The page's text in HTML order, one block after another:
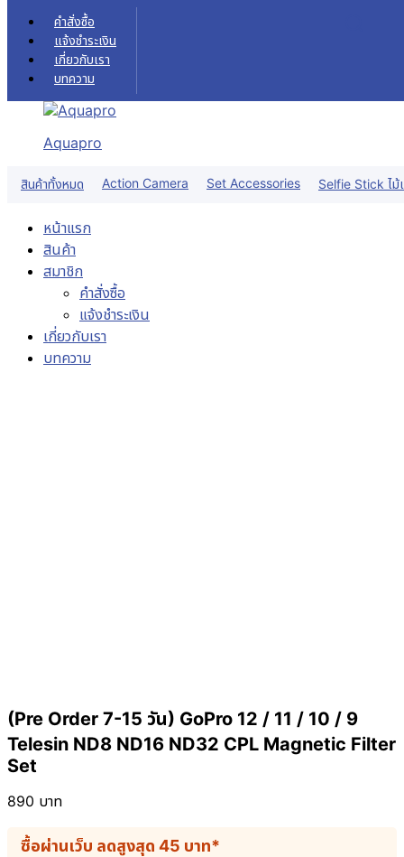
Skip to content
คำสั่งซื้อ
แจ้งชำระเงิน
เกี่ยวกับเรา
บทความ
Aquapro
สินค้าทั้งหมด Action Camera Set Accessories Selfie Stick ไม้
หน้าแรก
สินค้า
สมาชิก
คำสั่งซื้อ
แจ้งชำระเงิน
เกี่ยวกับเรา
บทความ
(Pre Order 7-15 วัน) GoPro 12 / 11 / 10 / 9
Telesin ND8 ND16 ND32 CPL Magnetic Filter
Set
890 บาท
ซื้อผ่านเว็บ ลดสูงสุด 45 บาท*